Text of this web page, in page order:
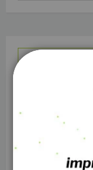
Detalles
Cable UTP
24 0,50
Descubre el
diseñado para
excepcionalen